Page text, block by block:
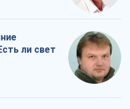
ли свет